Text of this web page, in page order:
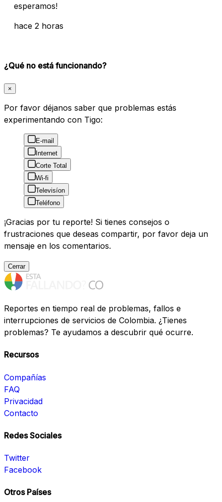
esperamos!
hace 2 horas
¿Qué no está funcionando?
×
Por favor déjanos saber que problemas estás
experimentando con Tigo:
E-mail
Internet
Corte Total
Wi-fi
Televisíon
Teléfono
¡Gracias por tu reporte! Si tienes consejos o
frustraciones que deseas compartir, por favor deja un
mensaje en los comentarios.
Cerrar
Reportes en tiempo real de problemas, fallos e
interrupciones de servicios de Colombia. ¿Tienes
problemas? Te ayudamos a descubrir qué ocurre.
Recursos
Compañías
FAQ
Privacidad
Contacto
Redes Sociales
Twitter
Facebook
Otros Países